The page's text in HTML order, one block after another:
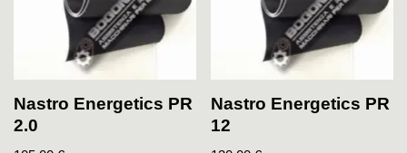
Nastro Energetics PR
2.0
Nastro Energetics PR
12